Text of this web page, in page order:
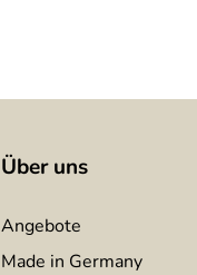
Über uns
Angebote
Made in Germany